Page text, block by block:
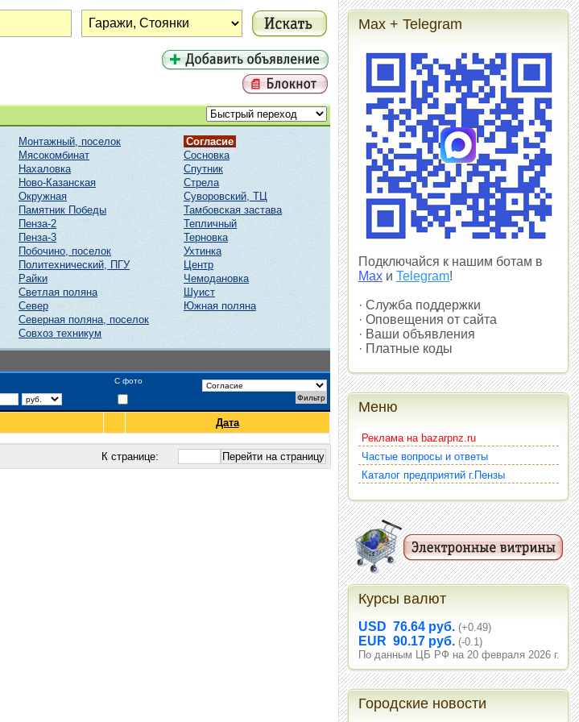
Монтажный, поселок
Мясокомбинат
Нахаловка
Ново-Казанская
Окружная
Памятник Победы
Пенза-2
Пенза-3
Побочино, поселок
Политехнический, ПГУ
Райки
Светлая поляна
Север
Северная поляна, поселок
Совхоз техникум
Согласие
Сосновка
Спутник
Стрела
Суворовский, ТЦ
Тамбовская застава
Тепличный
Терновка
Ухтинка
Центр
Чемодановка
Шуист
Южная поляна
С фото
Дата
К странице:
Max + Telegram
Подключайся к нашим ботам в
Max и Telegram!
· Служба поддержки
· Оповещения от сайта
· Ваши объявления
· Платные коды
Меню
Реклама на bazarpnz.ru
Частые вопросы и ответы
Каталог предприятий г.Пензы
Курсы валют
USD 76.64 руб. (+0.49)
EUR 90.17 руб. (-0.1)
По данным ЦБ РФ на 20 февраля 2026 г.
Городские новости